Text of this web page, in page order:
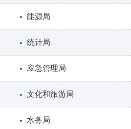
能源局
统计局
应急管理局
文化和旅游局
水务局